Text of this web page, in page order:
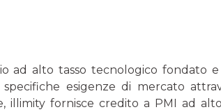
ad alto tasso tecnologico fondato
specifiche esigenze di mercato
illimity fornisce credito a PMI ad